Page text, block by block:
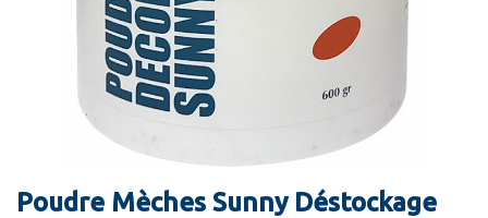
Poudre Mèches Sunny Déstockage